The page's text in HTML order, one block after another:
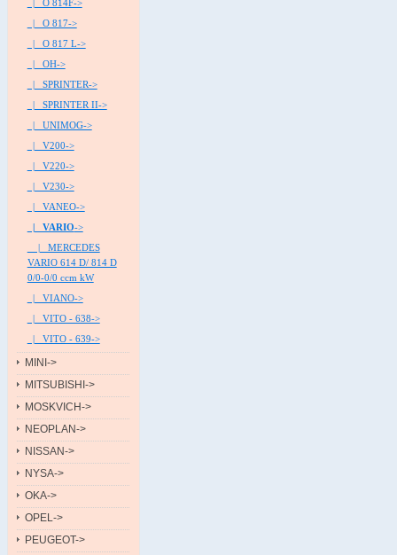
|_ O 814F->
|_ O 817->
|_ O 817 L->
|_ OH->
|_ SPRINTER->
|_ SPRINTER II->
|_ UNIMOG->
|_ V200->
|_ V220->
|_ V230->
|_ VANEO->
|_ VARIO->
|_ MERCEDES
VARIO 614 D/ 814 D
0/0-0/0 ccm kW
|_ VIANO->
|_ VITO - 638->
|_ VITO - 639->
MINI->
MITSUBISHI->
MOSKVICH->
NEOPLAN->
NISSAN->
NYSA->
OKA->
OPEL->
PEUGEOT->